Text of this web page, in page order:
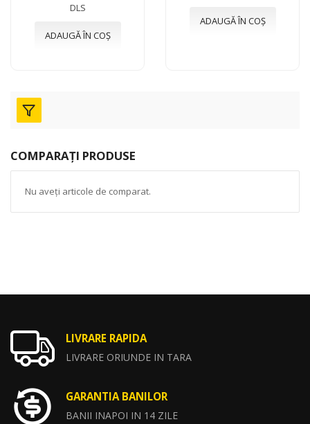
DLS
ADAUGĂ ÎN COȘ
ADAUGĂ ÎN COȘ
COMPARAȚI PRODUSE
Nu aveți articole de comparat.
LIVRARE RAPIDA
LIVRARE ORIUNDE IN TARA
GARANTIA BANILOR
BANII INAPOI IN 14 ZILE